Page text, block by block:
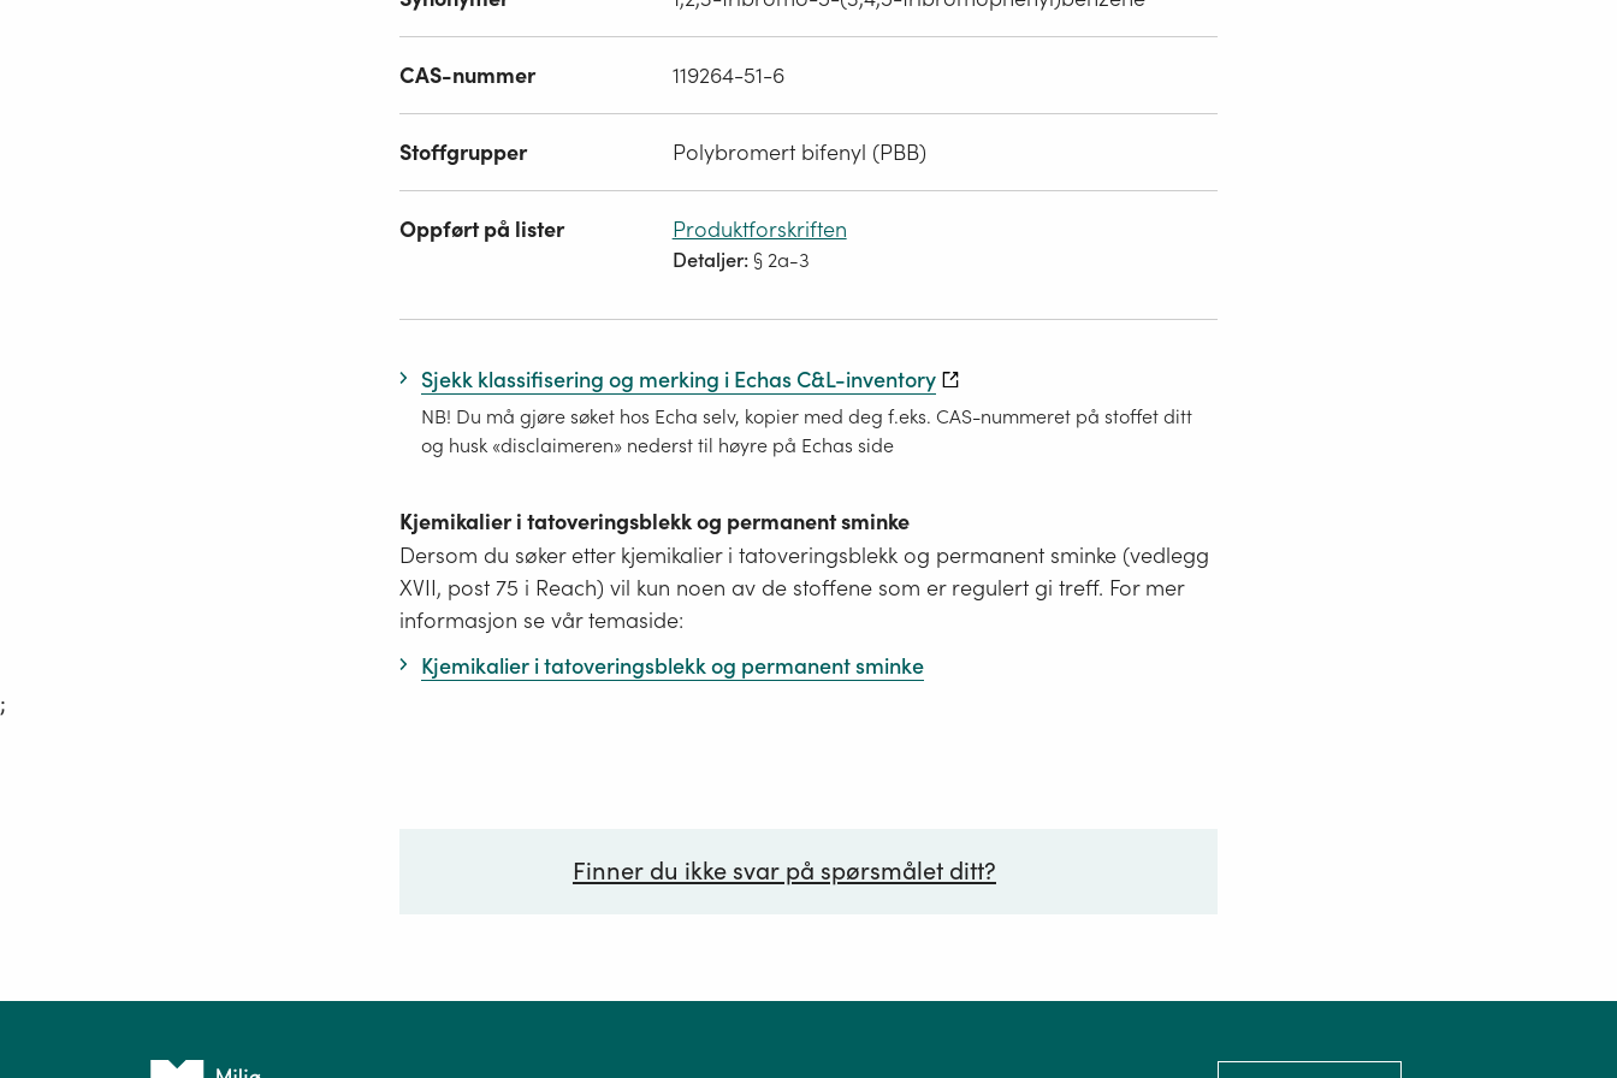
CAS-nummer 119264-51-6
Stoffgrupper Polybromert bifenyl (PBB)
Oppført på lister Produktforskriften
Detaljer: § 2a-3
Sjekk klassifisering og merking i Echas C&L-inventory
NB! Du må gjøre søket hos Echa selv, kopier med deg f.eks. CAS-nummeret på stoffet ditt
og husk «disclaimeren» nederst til høyre på Echas side
Kjemikalier i tatoveringsblekk og permanent sminke
Dersom du søker etter kjemikalier i tatoveringsblekk og permanent sminke (vedlegg
XVII, post 75 i Reach) vil kun noen av de stoffene som er regulert gi treff. For mer
informasjon se vår temaside:
Kjemikalier i tatoveringsblekk og permanent sminke
;
Finner du ikke svar på spørsmålet ditt?